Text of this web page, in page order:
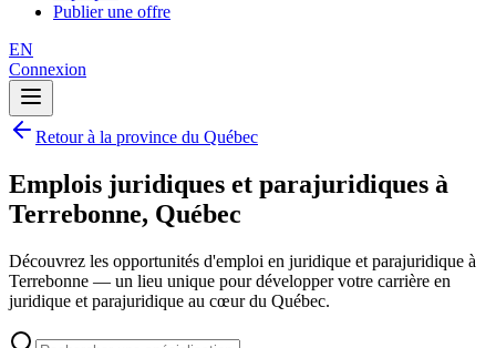
Publier une offre
EN
Connexion
Retour à la province du Québec
Emplois juridiques et parajuridiques à
Terrebonne, Québec
Découvrez les opportunités d'emploi en juridique et parajuridique à
Terrebonne — un lieu unique pour développer votre carrière en
juridique et parajuridique au cœur du Québec.